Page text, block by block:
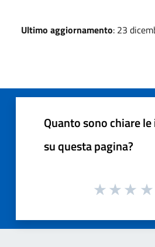
Ultimo aggiornamento: 23
Quanto sono chiare
su questa pagina?